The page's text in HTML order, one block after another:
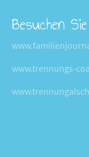
Besuchen
www.trennungs-